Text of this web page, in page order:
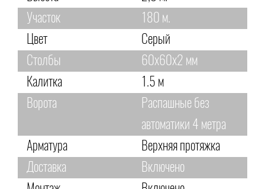
Участок
180 м.
Цвет
Серый
Столбы
60х60х2 мм
Калитка
1.5 м
Ворота
Распашные без
автоматики 4 метра
Арматура
Верхняя протяжка
Доставка
Включено